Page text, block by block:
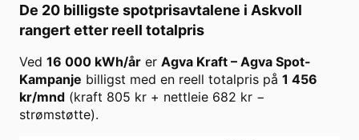
De 20 billigste spotprisavtalene i Askvoll
rangert etter reell totalpris
Ved 16 000 kWh/år er Agva Kraft – Agva Spot-
Kampanje billigst med en reell totalpris på 1 456
kr/mnd (kraft 805 kr + nettleie 682 kr −
strømstøtte).